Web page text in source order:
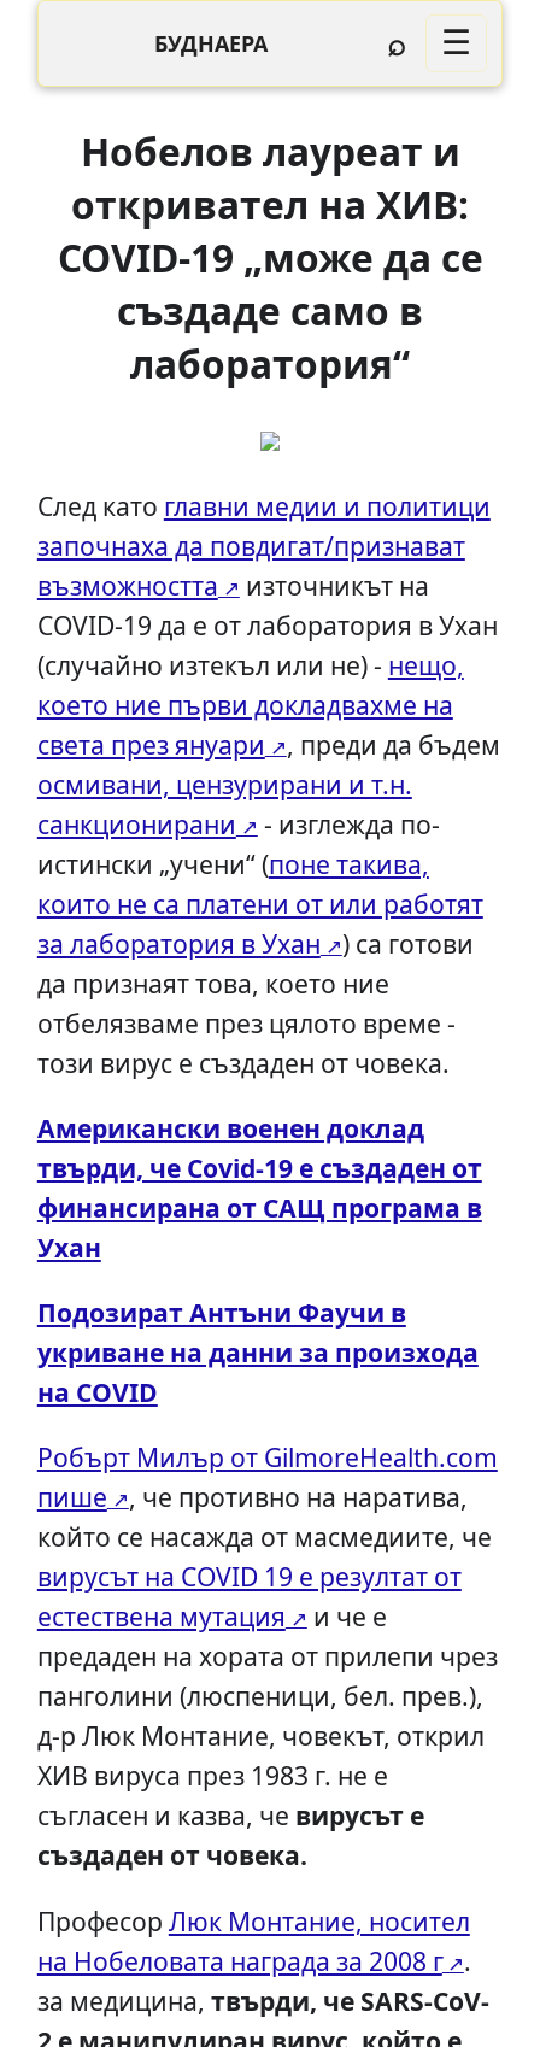
БУДНАЕРА ⌕ ☰
Нобелов лауреат и
откривател на ХИВ:
COVID-19 „може да се
създаде само в
лаборатория“
След като главни медии и политици
започнаха да повдигат/признават
възможността
източникът на
COVID-19 да е от лаборатория в Ухан
(случайно изтекъл или не) - нещо,
което ние първи докладвахме на
света през януари
, преди да бъдем
осмивани, цензурирани и т.н.
санкционирани
- изглежда по-
истински „учени“ (поне такива,
които не са платени от или работят
за лаборатория в Ухан
) са готови
да признаят това, което ние
отбелязваме през цялото време -
този вирус е създаден от човека.
Американски военен доклад
твърди, че Covid-19 е създаден от
финансирана от САЩ програма в
Ухан
Подозират Антъни Фаучи в
укриване на данни за произхода
на COVID
Робърт Милър от GilmoreHealth.com
пише
, че противно на наратива,
който се насажда от масмедиите, че
вирусът на COVID 19 е резултат от
естествена мутация
и че е
предаден на хората от прилепи чрез
панголини (люспеници, бел. прев.),
д-р Люк Монтание, човекът, открил
ХИВ вируса през 1983 г. не е
съгласен и казва, че вирусът е
създаден от човека.
Професор Люк Монтание, носител
на Нобеловата награда за 2008 г
.
за медицина, твърди, че SARS-CoV-
2 е манипулиран вирус, който е